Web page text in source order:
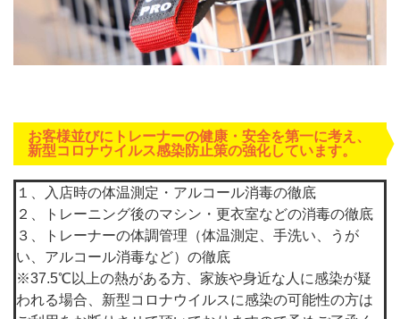
お客様並びにトレーナーの健康・安全を第一に考え、
新型コロナウイルス感染防止策の強化しています。
１、入店時の体温測定・アルコール消毒の徹底
２、トレーニング後のマシン・更衣室などの消毒の徹底
３、トレーナーの体調管理（体温測定、手洗い、うが
い、アルコール消毒など）の徹底
※37.5℃以上の熱がある方、家族や身近な人に感染が疑
われる場合、新型コロナウイルスに感染の可能性の方は